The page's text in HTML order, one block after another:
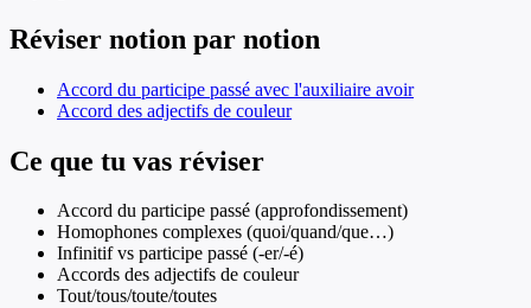
Réviser notion par notion
Accord du participe passé avec l'auxiliaire avoir
Accord des adjectifs de couleur
Ce que tu vas réviser
Accord du participe passé (approfondissement)
Homophones complexes (quoi/quand/que…)
Infinitif vs participe passé (-er/-é)
Accords des adjectifs de couleur
Tout/tous/toute/toutes